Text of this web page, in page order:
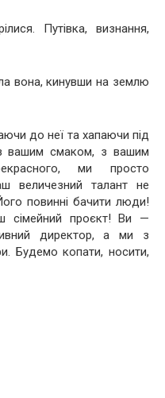
Путівка, визнання,
вона, кинувши на землю
до неї та хапаючи під
вашим смаком, з вашим
ми просто
величезний талант не
повинні бачити люди!
сімейний проєкт! Ви —
директор, а ми з
Будемо копати, носити,